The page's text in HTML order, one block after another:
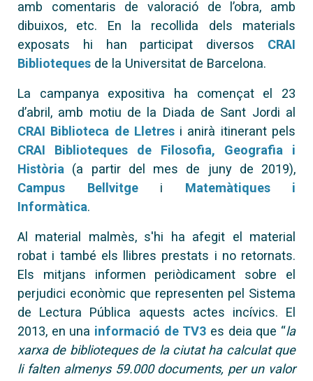
amb comentaris de valoració de l’obra, amb
dibuixos, etc. En la recollida dels materials
exposats hi han participat diversos CRAI
Biblioteques de la Universitat de Barcelona.
La campanya expositiva ha començat el 23
d’abril, amb motiu de la Diada de Sant Jordi al
CRAI Biblioteca de Lletresi anirà itinerant pels
CRAI Biblioteques de Filosofia, Geografia i
Història (a partir del mes de juny de 2019),
Campus Bellvitgei Matemàtiques i
Informàtica.
Al material malmès, s'hi ha afegit el material
robat i també els llibres prestats i no retornats.
Els mitjans informen periòdicament sobre el
perjudici econòmic que representen pel Sistema
de Lectura Pública aquests actes incívics. El
2013, en una informació de TV3 es deia que “la
xarxa de biblioteques de la ciutat ha calculat que
li falten almenys 59.000 documents, per un valor